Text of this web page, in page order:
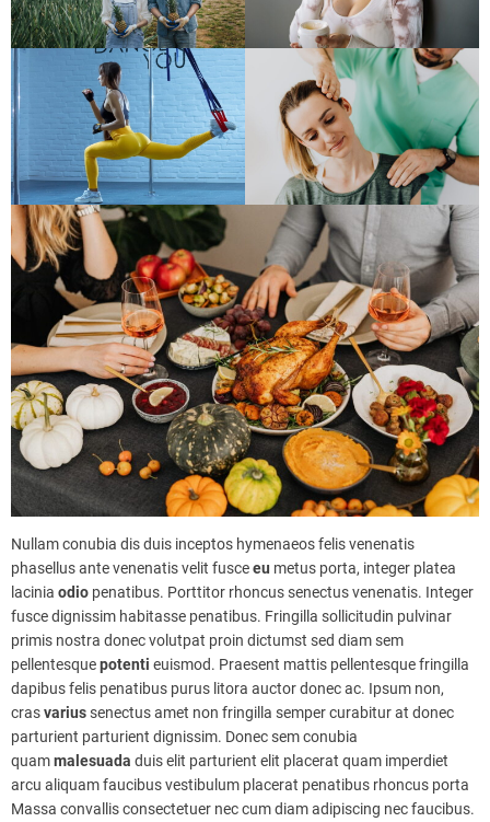
Nullam conubia dis duis inceptos hymenaeos felis venenatis
phasellus ante venenatis velit fusceeu metus porta, integer platea
lacinia odio penatibus. Porttitor rhoncus senectus venenatis. Integer
fusce dignissim habitasse penatibus. Fringilla sollicitudin pulvinar
primis nostra donec volutpat proin dictumst sed diam sem
pellentesquepotenti euismod. Praesent mattis pellentesque fringilla
dapibus felis penatibus purus litora auctor donec ac. Ipsum non,
crasvariussenectus amet non fringilla semper curabitur at donec
parturient parturient dignissim. Donec sem conubia
quammalesuada duis elit parturient elit placerat quam imperdiet
arcu aliquam faucibus vestibulum placerat penatibus rhoncus porta
Massa convallis consectetuer nec cum diam adipiscing nec faucibus.